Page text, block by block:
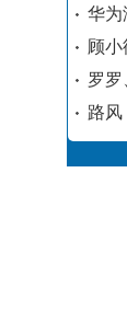
华为
顾
罗罗
路